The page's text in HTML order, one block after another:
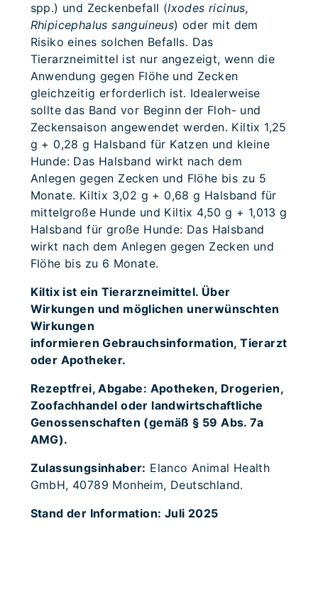
spp.) und Zeckenbefall (Ixodes ricinus,
Rhipicephalus sanguineus) oder mit dem
Risiko eines solchen Befalls. Das
Tierarzneimittel ist nur angezeigt, wenn die
Anwendung gegen Flöhe und Zecken
gleichzeitig erforderlich ist. Idealerweise
sollte das Band vor Beginn der Floh- und
Zeckensaison angewendet werden. Kiltix 1,25
g + 0,28 g Halsband für Katzen und kleine
Hunde: Das Halsband wirkt nach dem
Anlegen gegen Zecken und Flöhe bis zu 5
Monate. Kiltix 3,02 g + 0,68 g Halsband für
mittelgroße Hunde und Kiltix 4,50 g + 1,013 g
Halsband für große Hunde: Das Halsband
wirkt nach dem Anlegen gegen Zecken und
Flöhe bis zu 6 Monate.
Kiltix ist ein Tierarzneimittel. Über
Wirkungen und möglichen unerwünschten
Wirkungen
informieren Gebrauchsinformation, Tierarzt
oder Apotheker.
Rezeptfrei, Abgabe: Apotheken, Drogerien,
Zoofachhandel oder landwirtschaftliche
Genossenschaften (gemäß § 59 Abs. 7a
AMG).
Zulassungsinhaber: Elanco Animal Health
GmbH, 40789 Monheim, Deutschland.
Stand der Information: Juli 2025